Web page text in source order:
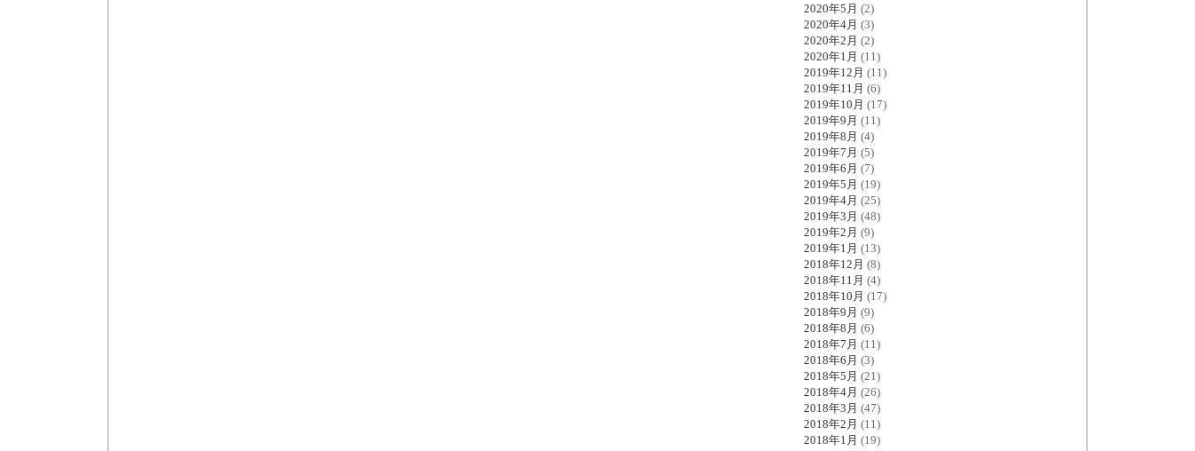
2020年5月 (2)
2020年4月 (3)
2020年2月 (2)
2020年1月 (11)
2019年12月 (11)
2019年11月 (6)
2019年10月 (17)
2019年9月 (11)
2019年8月 (4)
2019年7月 (5)
2019年6月 (7)
2019年5月 (19)
2019年4月 (25)
2019年3月 (48)
2019年2月 (9)
2019年1月 (13)
2018年12月 (8)
2018年11月 (4)
2018年10月 (17)
2018年9月 (9)
2018年8月 (6)
2018年7月 (11)
2018年6月 (3)
2018年5月 (21)
2018年4月 (26)
2018年3月 (47)
2018年2月 (11)
2018年1月 (19)